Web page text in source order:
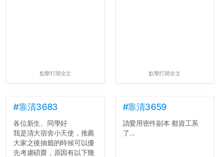
點擊打開全文 點擊打開全文
#靠清3683
各位新生、同學好
我是清大宿舍小天使，推薦
大家之後抽籤的時候可以優
先考慮碩齋，原因有以下幾
#靠清3659
請愛用密件副本 都資工系
了...